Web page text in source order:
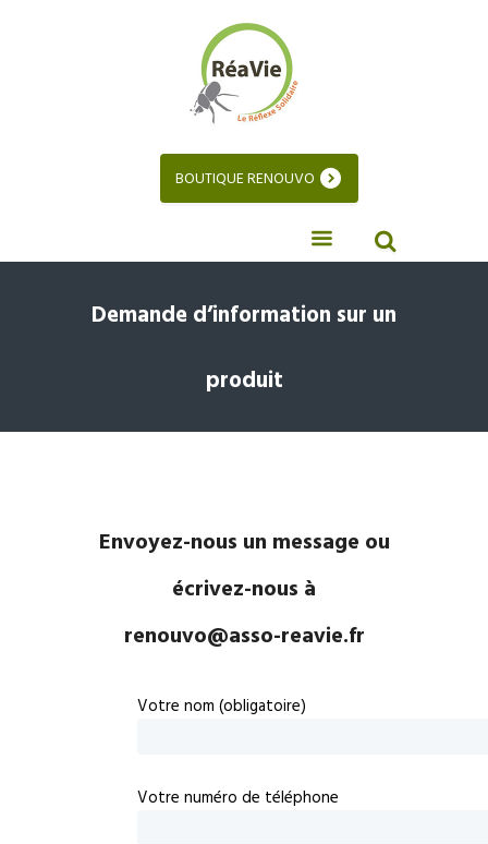
BOUTIQUE RENOUVO
Demande d’information sur un
produit
Envoyez-nous un message ou
écrivez-nous à
renouvo@asso-reavie.fr
Votre nom (obligatoire)
Votre numéro de téléphone